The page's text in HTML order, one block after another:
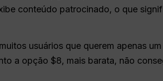
conteúdo patrocinado, o que
usuários que querem apenas um
a opção $8, mais barata, não